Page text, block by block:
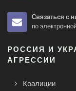
Связаться с
по
РОССИЯ И
АГРЕССИИ
Коалиции